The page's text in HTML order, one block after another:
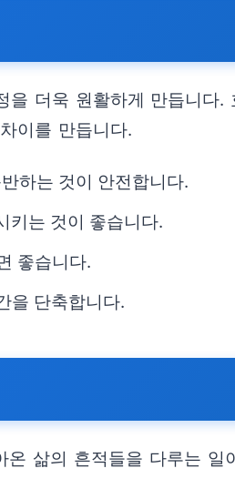
더욱 원활하게 만듭니다.
이를 만듭니다.
하는 것이 안전합니다.
키는 것이 좋습니다.
좋습니다.
을 단축합니다.
삶의 흔적들을 다루는 일